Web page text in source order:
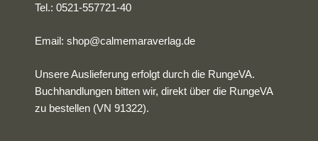
Tel.: 0521-557721-40
Email:shop@calmemaraverlag.de
Unsere Auslieferung erfolgt durch die RungeVA.
Buchhandlungen bitten wir, direkt über die RungeVA
zu bestellen (VN 91322).